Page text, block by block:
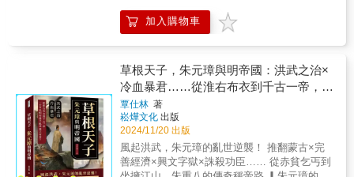
地？」陪伴的人說：「青龍鋪。」第二天，先
生召周積進入。過了好久，張開眼睛說：「我
去矣！」周積哭著，眼淚紛紛落下，問：「有
言？」不一會兒，瞑目而逝。本書特色：本書
是一部記錄明代正德年間寧王之亂的歷史紀實
作品，無任何虛構人物或情節，完全取材於地
方志、奏疏、詩文。書中詳細描繪王陽明如何
以寡敵眾，憑藉高超軍事才能與智謀，迅速平
定叛亂，並融入其「知行合一」、「致良知」
等心學思想，使軍事行動與儒家哲學相結合。
心態，以及國家權力與民眾對應等重要課題。
名家推薦王汎森｜中央研究院院士甘懷真｜國
立臺灣大學歷史系教授巫仁恕｜中央研究院近
大學歷史研究所講座教授陳國棟｜中央研究院
歷史語言研究所研究員--誠摯推薦（依姓名筆畫
排序）
下大亂，各路梟雄紛紛崛起，書寫了爭奪天下
的傳奇篇章。本書第一、二章聚焦這一時期的
忠臣路，形形色色的豪傑與野心家在亂世中上
演了一幕幕悲歡離合。同時，朱元璋在這場風
暴中脫穎而出，他的「濠州分家」故事和麾下
二十四名追隨者的命運交織出一場波瀾壯闊的
歷史圖景。從常遇春、郭英等名將的輝煌戰績
到廖永安等人的悲劇結局，本書深入刻畫了英
雄人物在亂世中的輝煌與苦難。▎明初風雲：
權謀與疑案 本書第三、四章聚焦明初時期
加入購物車
草根天子，朱元璋與明帝國：洪武之治×
冷血暴君……從淮右布衣到千古一帝，一
介草民如何在盪平亂世建立帝業？
覃仕林 著
崧燁文化 出版
2024/11/20 出版
風起洪武，朱元璋的亂世逆襲！ 推翻蒙古×完
善經濟×興文字獄×誅殺功臣…… 從赤貧乞丐到